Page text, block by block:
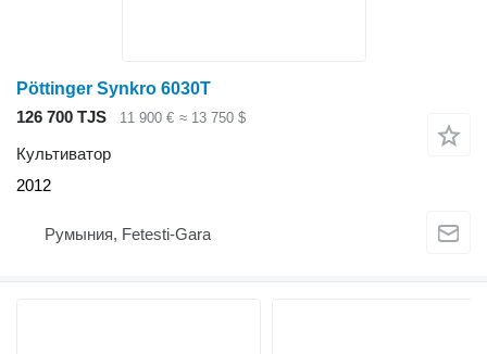
Pöttinger Synkro 6030T
126 700 TJS
11 900 € ≈ 13 750 $
Культиватор
2012
Румыния, Fetesti-Gara